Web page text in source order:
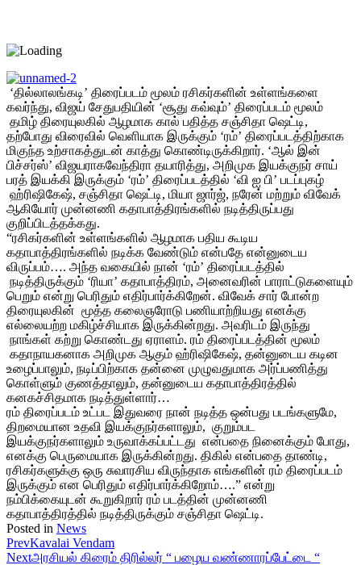
‘தில்லாலங்கடி’ திரைப்படம் மூலம் ரசிகர்களின் உள்ளங்களை
கவர்ந்து, விஜய் சேதுபதியின் ‘சூது கவ்வும்’ திரைப்படம் மூலம்
தமிழ் திரையுலகில் ஆழமாக கால் பதித்த சஞ்சிதா ஷெட்டி,
தற்போது விரைவில் வெளியாக இருக்கும் ‘ரம்’ திரைப்படத்திற்காக
மிகுந்த உற்சாகத்துடன் காத்து கொண்டிருக்கிறார். ‘ஆல் இன்
பிச்சர்ஸ்’ விஜயராகவேந்திரா தயாரித்து, அறிமுக இயக்குநர் சாய்
பரத் இயக்கி இருக்கும் ‘ரம்’ திரைப்படத்தில் ‘வி ஐ பி’ படப்புகழ்
ஹ்ரிஷிகேஷ், சஞ்சிதா ஷெட்டி, மியா ஜார்ஜ், நரேன் மற்றும் விவேக்
ஆகியோர் முன்னணி கதாபாத்திரங்களில் நடித்திருப்பது
குறிப்பிடத்தக்கது.
“ரசிகர்களின் உள்ளங்களில் ஆழமாக பதிய கூடிய
கதாபாத்திரங்களில் நடிக்க வேண்டும் என்பதே என்னுடைய
விருப்பம்…. அந்த வகையில் நான் ‘ரம்’ திரைப்படத்தில்
நடித்திருக்கும் ‘ரியா’ கதாபாத்திரம், அனைவரின் பாராட்டுகளையும்
பெறும் என்று பெரிதும் எதிர்பார்க்கிறேன். விவேக் சார் போன்ற
திரையுலகின் மூத்த கலைஞரோடு பணியாற்றியது எனக்கு
எல்லையற்ற மகிழ்ச்சியாக இருக்கின்றது. அவரிடம் இருந்து
நாங்கள் கற்று கொண்டது ஏராளம். ரம் திரைப்படத்தின் மூலம்
கதாநாயகனாக அறிமுக ஆகும் ஹ்ரிஷிகேஷ், தன்னுடைய கடின
உழைப்பாலும், நடிப்பிற்காக தன்னை முழுவதுமாக அர்ப்பணித்து
கொள்ளும் குணத்தாலும், தன்னுடைய கதாபாத்திரத்தில்
கனகச்சிதமாக நடித்துள்ளார்…
ரம் திரைப்படம் உட்பட இதுவரை நான் நடித்த ஒன்பது படங்களுமே,
திறமையான உதவி இயக்குநர்களாலும், குறும்பட
இயக்குநர்களாலும் உருவாக்கப்பட்டது என்பதை நினைக்கும் போது,
எனக்கு பெருமையாக இருக்கின்றது. திகில் என்பதை தாண்டி,
ரசிகர்களுக்கு ஒரு சுவாரசிய விருந்தாக எங்களின் ரம் திரைப்படம்
இருக்கும் என பெரிதும் எதிர்பார்க்கிறோம்….” என்று
நம்பிக்கையுடன் கூறுகிறார் ரம் படத்தின் முன்னணி
கதாபாத்திரத்தில் நடித்திருக்கும் சஞ்சிதா ஷெட்டி.
Posted in News
PrevKavalai Vendam
Nextஅரசியல் கிரைம் திரில்லர் “ பழைய வண்ணாரப்பேட்டை “